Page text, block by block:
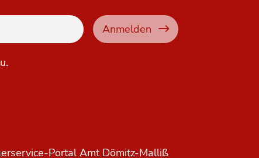
Anmelden
Portal Amt Dömitz-Malliß